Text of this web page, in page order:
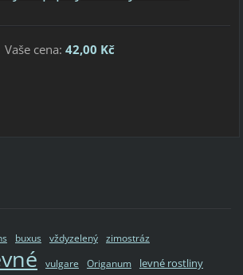
Vaše cena: 42,00 Kč
buxus vždyzelený zimostráz
vulgare Origanum levné rostliny